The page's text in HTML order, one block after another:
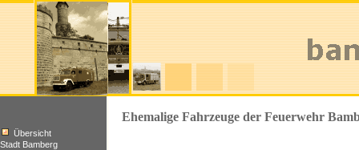
Übersicht
Stadt Bamberg
Ehemalige Fahrzeuge der Feuerwehr